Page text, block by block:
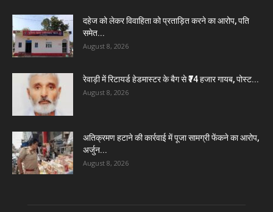
दहेज को लेकर विवाहिता को प्रताड़ित करने का आरोप, पति
समेत...
August 8, 2026
रेवाड़ी में रिटायर्ड हेडमास्टर के बैग से ₹74 हजार गायब, पोस्ट...
August 8, 2026
अतिक्रमण हटाने की कार्रवाई में पूजा सामग्री फेंकने का आरोप,
अर्जुन...
August 8, 2026